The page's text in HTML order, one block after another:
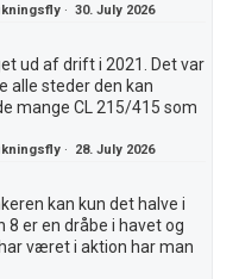
·30. July 2026
ud af drift i 2021. Det var
alle steder den kan
mange CL 215/415 som
· 28. July 2026
kan kun det halve i
8 er en dråbe i havet og
været i aktion har man